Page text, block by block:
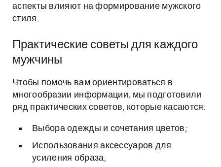
аспекты влияют на формирование мужского
стиля.
Практические советы для каждого
мужчины
Чтобы помочь вам ориентироваться в
многообразии информации, мы подготовили
ряд практических советов, которые касаются:
Выбора одежды и сочетания цветов;
Использования аксессуаров для
усиления образа;